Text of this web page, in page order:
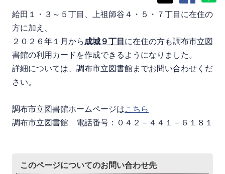
給田１・３～５丁目、上祖師谷４・５・７丁目に在住の
方に加え、
２０２６年１月から成城９丁目 に在住の方も調布市立図
書館の利用カードを作成できるようになりました。
詳細については、調布市立図書館までお問い合わせくだ
さい。
調布市立図書館ホームページはこちら
調布市立図書館 電話番号：０４２－４４１－６１８１
このページについてのお問い合わせ先